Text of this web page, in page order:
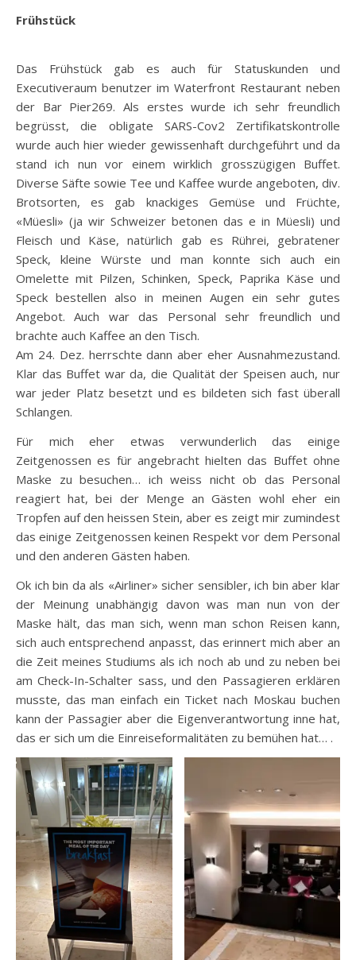
Frühstück
Das Frühstück gab es auch für Statuskunden und
Executiveraum benutzer im Waterfront Restaurant neben
der Bar Pier269. Als erstes wurde ich sehr freundlich
begrüsst, die obligate SARS-Cov2 Zertifikatskontrolle
wurde auch hier wieder gewissenhaft durchgeführt und da
stand ich nun vor einem wirklich grosszügigen Buffet.
Diverse Säfte sowie Tee und Kaffee wurde angeboten, div.
Brotsorten, es gab knackiges Gemüse und Früchte,
«Müesli» (ja wir Schweizer betonen das e in Müesli) und
Fleisch und Käse, natürlich gab es Rührei, gebratener
Speck, kleine Würste und man konnte sich auch ein
Omelette mit Pilzen, Schinken, Speck, Paprika Käse und
Speck bestellen also in meinen Augen ein sehr gutes
Angebot. Auch war das Personal sehr freundlich und
brachte auch Kaffee an den Tisch.
Am 24. Dez. herrschte dann aber eher Ausnahmezustand.
Klar das Buffet war da, die Qualität der Speisen auch, nur
war jeder Platz besetzt und es bildeten sich fast überall
Schlangen.
Für mich eher etwas verwunderlich das einige
Zeitgenossen es für angebracht hielten das Buffet ohne
Maske zu besuchen… ich weiss nicht ob das Personal
reagiert hat, bei der Menge an Gästen wohl eher ein
Tropfen auf den heissen Stein, aber es zeigt mir zumindest
das einige Zeitgenossen keinen Respekt vor dem Personal
und den anderen Gästen haben.
Ok ich bin da als «Airliner» sicher sensibler, ich bin aber klar
der Meinung unabhängig davon was man nun von der
Maske hält, das man sich, wenn man schon Reisen kann,
sich auch entsprechend anpasst, das erinnert mich aber an
die Zeit meines Studiums als ich noch ab und zu neben bei
am Check-In-Schalter sass, und den Passagieren erklären
musste, das man einfach ein Ticket nach Moskau buchen
kann der Passagier aber die Eigenverantwortung inne hat,
das er sich um die Einreiseformalitäten zu bemühen hat… .